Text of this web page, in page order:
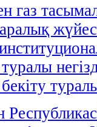
газ
туралы
бекіту